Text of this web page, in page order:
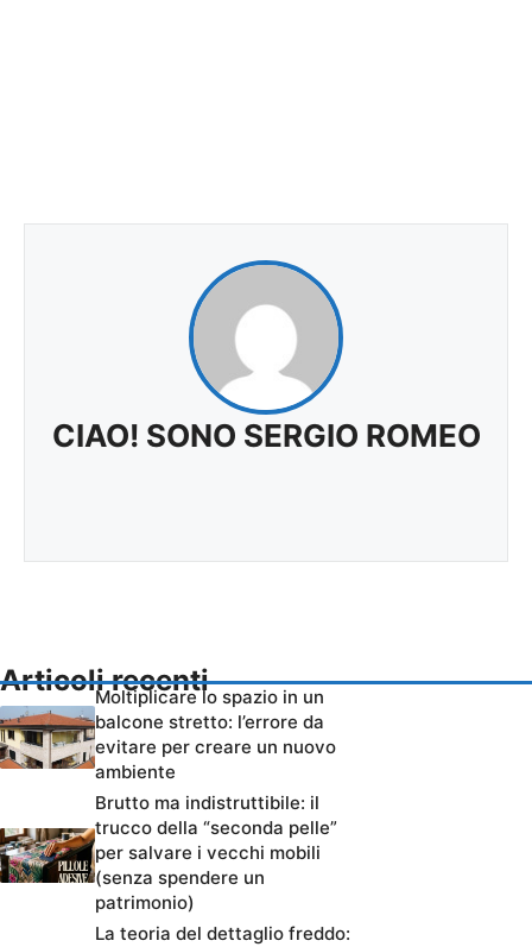
CIAO! SONO SERGIO ROMEO
Articoli recenti
Moltiplicare lo spazio in un
balcone stretto: l’errore da
evitare per creare un nuovo
ambiente
Brutto ma indistruttibile: il
trucco della “seconda pelle”
per salvare i vecchi mobili
(senza spendere un
patrimonio)
La teoria del dettaglio freddo: